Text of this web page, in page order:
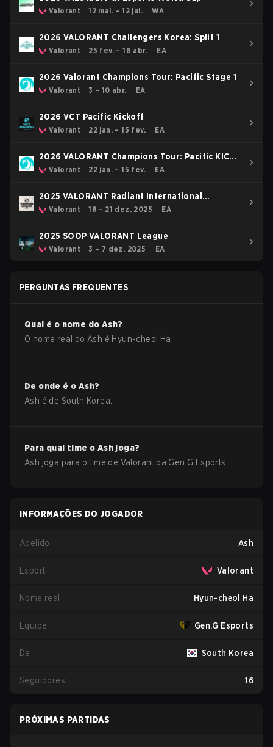
Valorant 12 mai. – 12 jul. WA
2026 VALORANT Challengers Korea: Split 1
Valorant 25 fev. – 16 abr. EA
2026 Valorant Champions Tour: Pacific Stage 1
Valorant 3 – 10 abr. EA
2026 VCT Pacific Kickoff
Valorant 22 jan. – 15 fev. EA
2026 VALORANT Champions Tour: Pacific KICK-
OFFValorant 22 jan. – 15 fev. EA
2025 VALORANT Radiant International
Invitational
Valorant 18 – 21 dez. 2025 EA
2025 SOOP VALORANT League
Valorant 3 – 7 dez. 2025 EA
PERGUNTAS FREQUENTES
Qual é o nome do Ash?
O nome real do Ash é Hyun-cheol Ha
De onde é o Ash?
Ash é de South Korea
Para qual time o Ash joga?
Ash joga para o time de Valorant da Gen.G Esports
INFORMAÇÕES DO JOGADOR
Apelido Ash
Esport Valorant
Nome real Hyun-cheol Ha
Equipe Gen.G Esports
De South Korea
Seguidores 16
PRÓXIMAS PARTIDAS